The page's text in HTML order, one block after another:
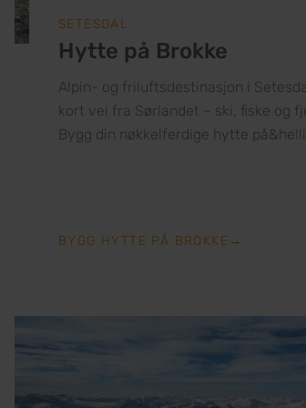
SETESDAL
Hytte på Brokke
Alpin- og friluftsdestinasjon i
kort vei fra Sørlandet – ski, fiske og
Bygg din nøkkelferdige hytte
BYGG HYTTE PÅ BROKKE →